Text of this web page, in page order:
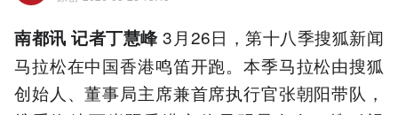
南都讯 记者丁慧峰3月26日，第十八季搜狐新闻
马拉松在中国香港鸣笛开跑。本季马拉松由搜狐
创始人、董事局主席兼首席执行官张朝阳带队，